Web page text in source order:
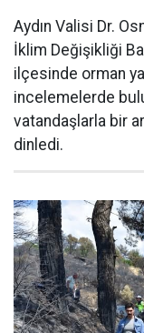
Aydın Valisi Dr.
İklim Değişikliği
ilçesinde orman
incelemelerde
vatandaşlarla bir
dinledi.